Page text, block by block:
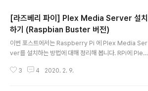
[라즈베리 파이] Plex Media Server 설치
하기 (Raspbian Buster 버전)
이번 포스트에서는 Raspberry Pi 에 Plex Media Ser
ver를 설치하는 방법에 대해 정리해 봅니다. RPi에 Plex
실이지만 Raspbian 최신 버전인 Buster(kernel 4.19)
3 4 2020. 2. 9.